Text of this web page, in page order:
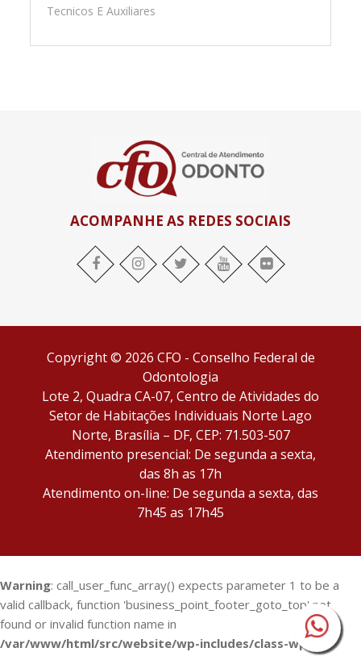
Tecnicos E Auxiliares
ACOMPANHE AS REDES SOCIAIS
facebook Instagram twitter youtube flickr
Copyright © 2026 CFO - Conselho Federal de
Odontologia
Lote 2, Quadra CA-07, Centro de Atividades do
Setor de Habitações Individuais Norte Lago
Norte, Brasília – DF, CEP: 71.503-507
Atendimento presencial: De segunda a sexta,
das 8h as 17h
Atendimento on-line: De segunda a sexta, das
7h45 as 17h45
Warning: call_user_func_array() expects parameter 1 to be a
valid callback, function 'business_point_footer_goto_top' not
found or invalid function name in
/var/www/html/src/website/wp-includes/class-wp-